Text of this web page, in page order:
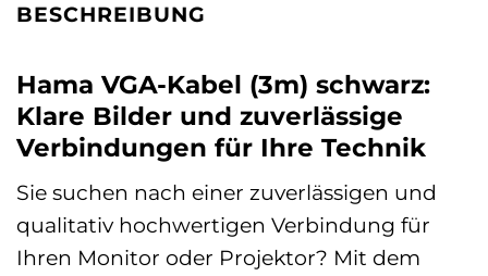
BESCHREIBUNG
Hama VGA-Kabel (3m) schwarz:
Klare Bilder und zuverlässige
Verbindungen für Ihre Technik
Sie suchen nach einer zuverlässigen und
qualitativ hochwertigen Verbindung für
Ihren Monitor oder Projektor? Mit dem